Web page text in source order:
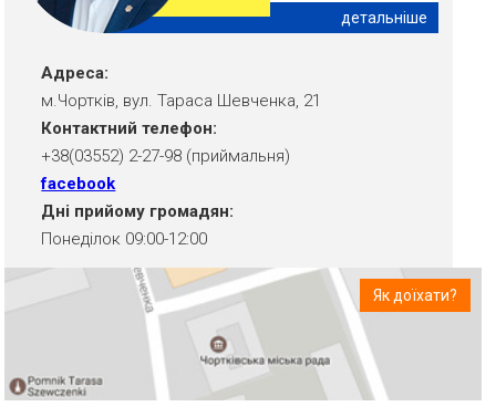
детальніше
Адреса:
м.Чортків, вул. Тараса Шевченка, 21
Контактний телефон:
+38(03552) 2-27-98 (приймальня)
facebook
Дні прийому громадян:
Понеділок 09:00-12:00
Як доїхати?